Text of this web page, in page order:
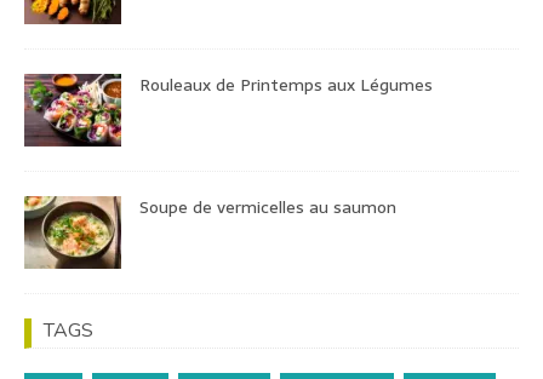
Rouleaux de Printemps aux Légumes
Soupe de vermicelles au saumon
TAGS